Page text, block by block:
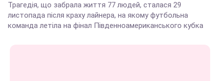
Трагедія, що забрала життя 77 людей, сталася 29
листопада після краху лайнера, на якому футбольна
команда летіла на фінал Південноамериканського кубка